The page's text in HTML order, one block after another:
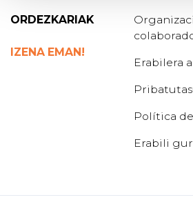
ORDEZKARIAK
IZENA EMAN!
Erabilera
Política
Erabili